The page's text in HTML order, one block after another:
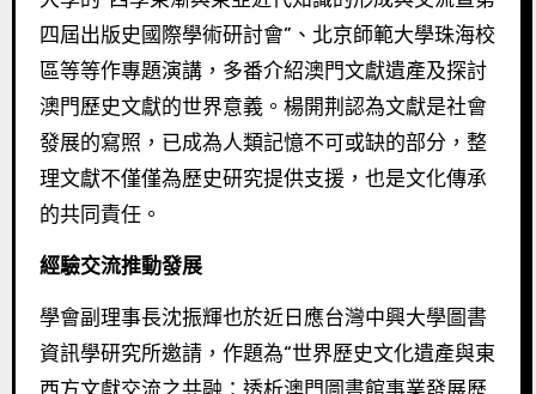
四屆出版史國際學術研討會”、北京師範大學珠海校
區等等作專題演講，多番介紹澳門文獻遺產及探討
澳門歷史文獻的世界意義。楊開荆認為文獻是社會
發展的寫照，已成為人類記憶不可或缺的部分，整
理文獻不僅僅為歷史研究提供支援，也是文化傳承
的共同責任。
經驗交流推動發展
學會副理事長沈振輝也於近日應台灣中興大學圖書
資訊學研究所邀請，作題為“世界歷史文化遺產與東
西方文獻交流之共融：透析澳門圖書館事業發展歷